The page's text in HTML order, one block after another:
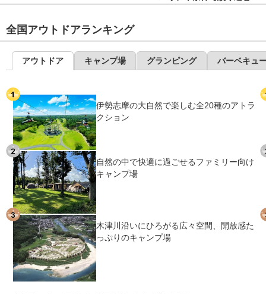
全国アウトドアランキング
アウトドア キャンプ場 グランピング バーベキュ
伊勢志摩の大自然で楽しむ全20種のアトラ
クション
自然の中で快適に過ごせるファミリー向け
キャンプ場
木津川沿いにひろがる広々空間、開放感た
っぷりのキャンプ場